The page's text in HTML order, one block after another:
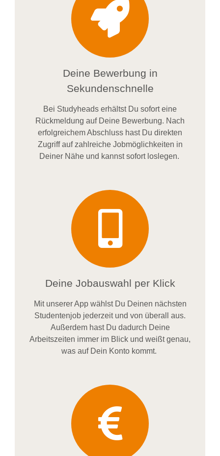
Deine Bewerbung in
Sekundenschnelle
Bei Studyheads erhältst Du sofort eine
Rückmeldung auf Deine Bewerbung. Nach
erfolgreichem Abschluss hast Du direkten
Zugriff auf zahlreiche Jobmöglichkeiten in
Deiner Nähe und kannst sofort loslegen.
Deine Jobauswahl per Klick
Mit unserer App wählst Du Deinen nächsten
Studentenjob jederzeit und von überall aus.
Außerdem hast Du dadurch Deine
Arbeitszeiten immer im Blick und weißtgenau,
was auf Dein Konto kommt.